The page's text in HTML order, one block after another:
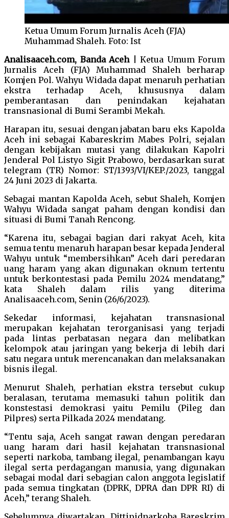
Ketua Umum Forum Jurnalis Aceh (FJA)
Muhammad Shaleh. Foto: Ist
Analisaaceh.com, Banda Aceh| Ketua Umum Forum
Jurnalis Aceh (FJA) Muhammad Shaleh berharap
Komjen Pol. Wahyu Widada dapat menaruh perhatian
ekstra terhadap Aceh, khususnya dalam
pemberantasan dan penindakan kejahatan
transnasional di Bumi Serambi Mekah.
Harapan itu, sesuai dengan jabatan baru eks Kapolda
Aceh ini sebagai Kabareskrim Mabes Polri, sejalan
dengan kebijakan mutasi yang dilakukan Kapolri
Jenderal Pol Listyo Sigit Prabowo, berdasarkan surat
telegram (TR) Nomor: ST/1393/VI/KEP./2023, tanggal
24 Juni 2023 di Jakarta.
Sebagai mantan Kapolda Aceh, sebut Shaleh, Komjen
Wahyu Widada sangat paham dengan kondisi dan
situasi di Bumi Tanah Rencong.
“Karena itu, sebagai bagian dari rakyat Aceh, kita
semua tentu menaruh harapan besar kepada Jenderal
Wahyu untuk “membersihkan” Aceh dari peredaran
uang haram yang akan digunakan oknum tertentu
untuk berkontestasi pada Pemilu 2024 mendatang,”
kata Shaleh dalam rilis yang diterima
Analisaaceh.com, Senin (26/6/2023).
Sekedar informasi, kejahatan transnasional
merupakan kejahatan terorganisasi yang terjadi
pada lintas perbatasan negara dan melibatkan
kelompok atau jaringan yang bekerja di lebih dari
satu negara untuk merencanakan dan melaksanakan
bisnis ilegal.
Menurut Shaleh, perhatian ekstra tersebut cukup
beralasan, terutama memasuki tahun politik dan
konstestasi demokrasi yaitu Pemilu (Pileg dan
Pilpres) serta Pilkada 2024 mendatang.
“Tentu saja, Aceh sangat rawan dengan peredaran
uang haram dari hasil kejahatan transnasional
seperti narkoba, tambang ilegal, penambangan kayu
ilegal serta perdagangan manusia, yang digunakan
sebagai modal dari sebagian calon anggota legislatif
pada semua tingkatan (DPRK, DPRA dan DPR RI) di
Aceh,” terang Shaleh.